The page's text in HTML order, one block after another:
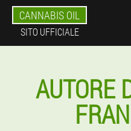
CANNABIS OIL
SITO UFFICIALE
AUTORE